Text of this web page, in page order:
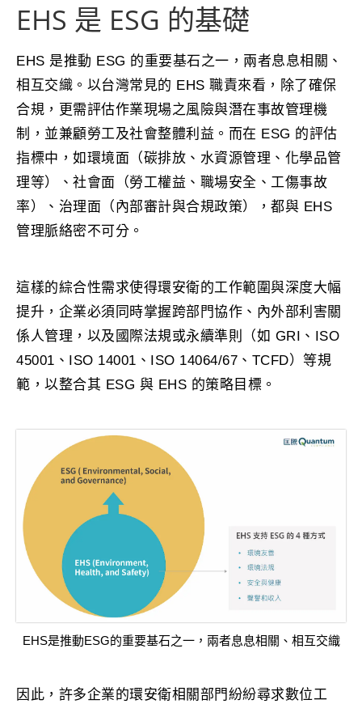
EHS 是 ESG 的基礎
EHS 是推動 ESG 的重要基石之一，兩者息息相關、
相互交織。以台灣常見的 EHS 職責來看，除了確保
合規，更需評估作業現場之風險與潛在事故管理機
制，並兼顧勞工及社會整體利益。而在 ESG 的評估
指標中，如環境面（碳排放、水資源管理、化學品管
理等）、社會面（勞工權益、職場安全、工傷事故
率）、治理面（內部審計與合規政策），都與 EHS
管理脈絡密不可分。
這樣的綜合性需求使得環安衛的工作範圍與深度大幅
提升，企業必須同時掌握跨部門協作、內外部利害關
係人管理，以及國際法規或永續準則（如 GRI、ISO
45001、ISO 14001、ISO 14064/67、TCFD）等規
範，以整合其 ESG 與 EHS 的策略目標。
EHS是推動ESG的重要基石之一，兩者息息相關、相互交織
因此，許多企業的環安衛相關部門紛紛尋求數位工